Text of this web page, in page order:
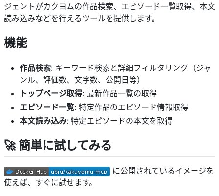
ジェントがカクヨムの作品検索、エピソード一覧取得、本文
読み込みなどを行えるツールを提供します。
機能
作品検索: キーワード検索と詳細フィルタリング（ジャ
ンル、評価数、文字数、公開日等）
トップページ取得: 最新作品一覧の取得
エピソード一覧: 特定作品のエピソード情報取得
本文読み込み: 特定エピソードの本文を取得
🚀 簡単に試してみる
に公開されているイメージを
使えば、すぐに試せます。